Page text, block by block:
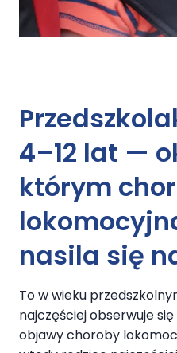
4–12 lat —
którym
nasila się
To w wieku
najczęściej obserwuje
objawy choroby